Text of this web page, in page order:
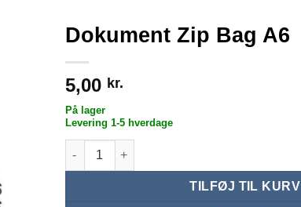
Dokument Zip Bag A6
5,00 kr.
På lager
Levering 1-5 hverdage
Dokument Zip Bag A6 antal
TILFØJ TIL KURV